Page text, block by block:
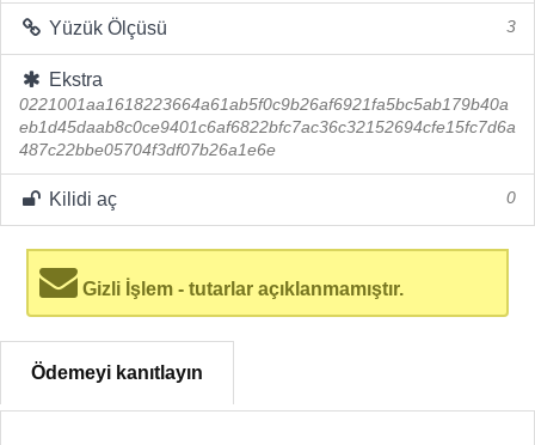
Yüzük Ölçüsü 3
Ekstra
0221001aa1618223664a61ab5f0c9b26af6921fa5bc5ab179b40a
eb1d45daab8c0ce9401c6af6822bfc7ac36c32152694cfe15fc7d6a
487c22bbe05704f3df07b26a1e6e
Kilidi aç 0
Gizli İşlem - tutarlar açıklanmamıştır.
Ödemeyi kanıtlayın